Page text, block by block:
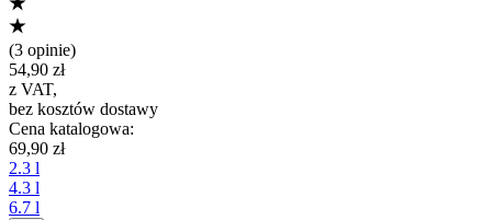
(3 opinie)
54,90 zł
z VAT,
bez kosztów dostawy
Cena katalogowa:
69,90 zł
2.3 l
4.3 l
6.7 l